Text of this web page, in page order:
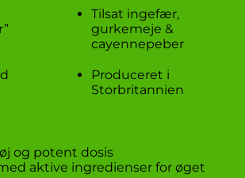
Tilsat ingefær,
gurkemeje &
cayennepeber
Produceret i
Storbritannien
og potent dosis
aktive ingredienser for øget